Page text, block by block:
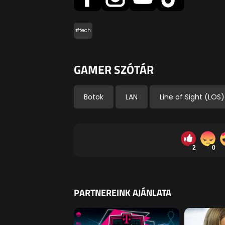
#tech
GAMER SZÓTÁR
Botok LAN Line of Sight (LOS)
2 0
PARTNEREINK AJÁNLATA